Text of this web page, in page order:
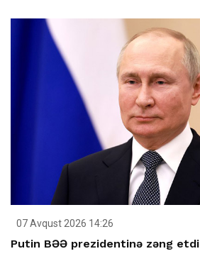
07 Avqust 2026 14:26
Putin BƏƏ prezidentinə zəng etdi